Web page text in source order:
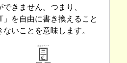
できません。つまり、
」を自由に書き換えること
ないことを意味します。